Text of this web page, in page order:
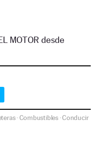
MOTOR desde
·Combustibles·Conducir